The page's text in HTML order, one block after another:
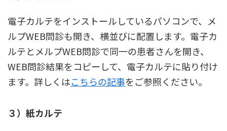
電子カルテをインストールしているパソコンで、メ
ルプWEB問診も開き、横並びに配置します。電子カ
ルテとメルプWEB問診で同一の患者さんを開き、
WEB問診結果をコピーして、電子カルテに貼り付け
ます。詳しくはこちらの記事をご参照ください。
３）紙カルテ